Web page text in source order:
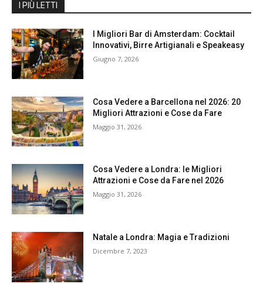
I PIÙ LETTI
I Migliori Bar di Amsterdam: Cocktail
Innovativi, Birre Artigianali e Speakeasy
Giugno 7, 2026
Cosa Vedere a Barcellona nel 2026: 20
Migliori Attrazioni e Cose da Fare
Maggio 31, 2026
Cosa Vedere a Londra: le Migliori
Attrazioni e Cose da Fare nel 2026
Maggio 31, 2026
Natale a Londra: Magia e Tradizioni
Dicembre 7, 2023